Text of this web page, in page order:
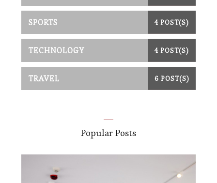
SPORTS 4 POST(S)
TECHNOLOGY 4 POST(S)
TRAVEL 6 POST(S)
Popular Posts